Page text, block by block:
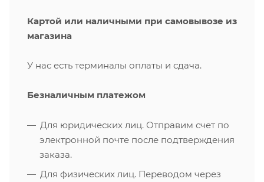
Картой или наличными при самовывозе из
магазина
У нас есть терминалы оплаты и сдача.
Безналичным платежом
Для юридических лиц. Отправим счет по
электронной почте после подтверждения
заказа.
Для физических лиц. Переводом через